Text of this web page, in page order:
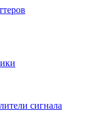
сигнала